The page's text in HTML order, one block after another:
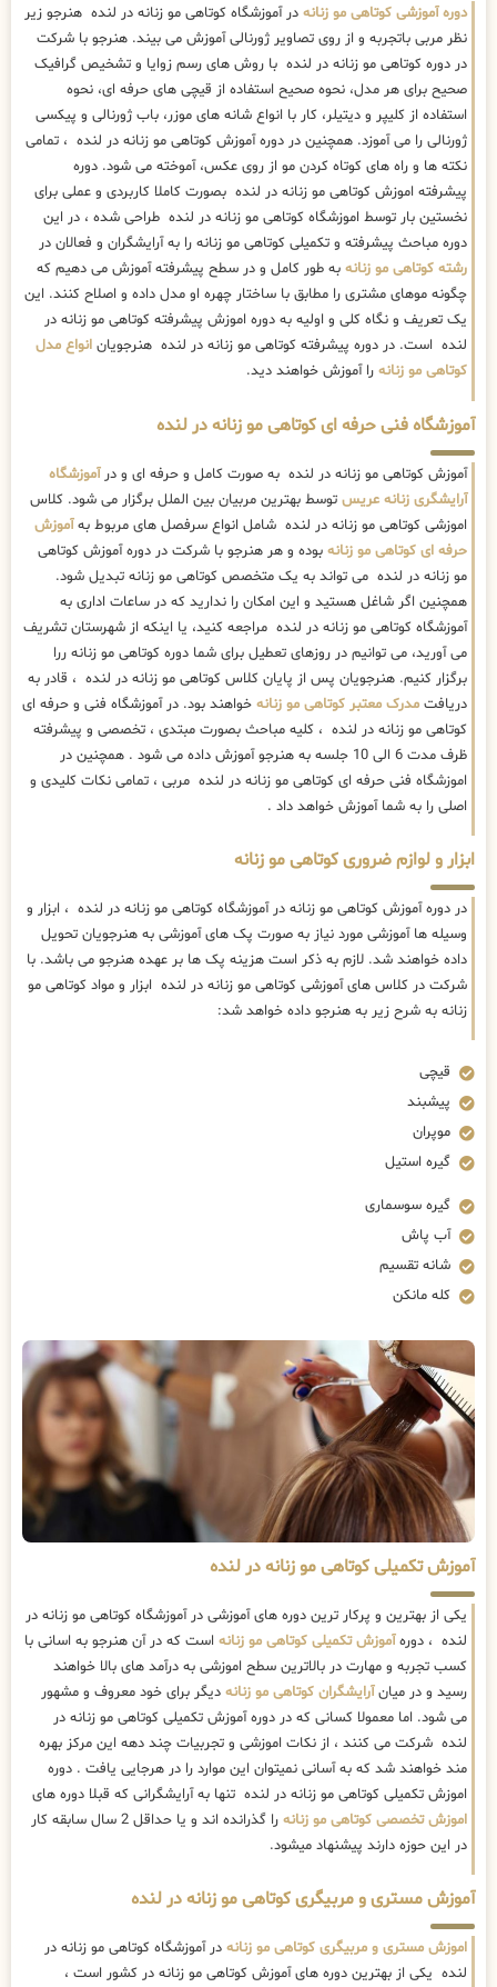
دوره آموزشی کوتاهی مو زنانه در آموزشگاه کوتاهی مو زنانه در لنده هنرجو زیر
نظر مربی باتجربه و از روی تصاویر ژورنالی آموزش می بیند. هنرجو با شرکت
در دوره کوتاهی مو زنانه در لنده با روش های رسم زوایا و تشخیص گرافیک
صحیح برای هر مدل، نحوه صحیح استفاده از قیچی های حرفه ای، نحوه
استفاده از کلیپر و دیتیلر، کار با انواع شانه های موزر، باب ژورنالی و پیکسی
ژورنالی را می آموزد. همچنین در دوره آموزش کوتاهی مو زنانه در لنده ، تمامی
نکته ها و راه های کوتاه کردن مو از روی عکس، آموخته می شود. دوره
پیشرفته اموزش کوتاهی مو زنانه در لنده بصورت کاملا کاربردی و عملی برای
نخستین بار توسط اموزشگاه کوتاهی مو زنانه در لنده طراحی شده ، در این
دوره مباحث پیشرفته و تکمیلی کوتاهی مو زنانه را به آرایشگران و فعالان در
رشته کوتاهی مو زنانه به طور کامل و در سطح پیشرفته آموزش می دهیم که
چگونه موهای مشتری را مطابق با ساختار چهره او مدل داده و اصلاح کنند. این
یک تعریف و نگاه کلی و اولیه به دوره اموزش پیشرفته کوتاهی مو زنانه در
لنده است. در دوره پیشرفته کوتاهی مو زنانه در لنده هنرجویان انواع مدل
کوتاهی مو زنانه را آموزش خواهند دید.
آموزشگاه فنی حرفه ای کوتاهی مو زنانه در لنده
آموزش کوتاهی مو زنانه در لنده به صورت کامل و حرفه ای و درآموزشگاه
آرایشگری زنانه عریس توسط بهترین مربیان بین الملل برگزار می شود. کلاس
اموزشی کوتاهی مو زنانه در لنده شامل انواع سرفصل های مربوط بهآموزش
حرفه ای کوتاهی مو زنانه بوده و هر هنرجو با شرکت در دوره آموزش کوتاهی
مو زنانه در لنده می تواند به یک متخصص کوتاهی مو زنانه تبدیل شود.
همچنین اگر شاغل هستید و این امکان را ندارید که در ساعات اداری به
آموزشگاه کوتاهی مو زنانه در لنده مراجعه کنید، یا اینکه از شهرستان تشریف
می آورید، می توانیم در روزهای تعطیل برای شما دوره کوتاهی مو زنانه ررا
برگزار کنیم. هنرجویان پس از پایان کلاس کوتاهی مو زنانه در لنده ، قادر به
دریافت مدرک معتبر کوتاهی مو زنانه خواهند بود. در آموزشگاه فنی و حرفه ای
کوتاهی مو زنانه در لنده ، کلیه مباحث بصورت مبتدی ، تخصصی و پیشرفته
ظرف مدت 6 الی 10 جلسه به هنرجو آموزش داده می شود . همچنین در
اموزشگاه فنی حرفه ای کوتاهی مو زنانه در لنده مربی ، تمامی نکات کلیدی و
اصلی را به شما آموزش خواهد داد .
ابزار و لوازم ضروری کوتاهی مو زنانه
در دوره آموزش کوتاهی مو زنانه در آموزشگاه کوتاهی مو زنانه در لنده ، ابزار و
وسیله ها آموزشی مورد نیاز به صورت پک های آموزشی به هنرجویان تحویل
داده خواهند شد. لازم به ذکر است هزینه پک ها بر عهده هنرجو می باشد. با
شرکت در کلاس های آموزشی کوتاهی مو زنانه در لنده ابزار و مواد کوتاهی مو
زنانه به شرح زیر به هنرجو داده خواهد شد:
قیچی
پیشبند
موپران
گیره استیل
گیره سوسماری
آب پاش
شانه تقسیم
کله مانکن
آموزش تکمیلی کوتاهی مو زنانه در لنده
یکی از بهترین و پرکار ترین دوره های آموزشی در آموزشگاه کوتاهی مو زنانه در
لنده ، دورهآموزش تکمیلی کوتاهی مو زنانه است که در آن هنرجو به اسانی با
کسب تجربه و مهارت در بالاترین سطح اموزشی به درآمد های بالا خواهند
رسید و در میانآرایشگران کوتاهی مو زنانه دیگر برای خود معروف و مشهور
می شود. اما معمولا کسانی که در دوره آموزش تکمیلی کوتاهی مو زنانه در
لنده شرکت می کنند ، از نکات اموزشی و تجربیات چند دهه این مرکز بهره
مند خواهند شد که به آسانی نمیتوان این موارد را در هرجایی یافت . دوره
اموزش تکمیلی کوتاهی مو زنانه در لنده تنها به آرایشگرانی که قبلا دوره های
اموزش تخصصی کوتاهی مو زنانه
را گذرانده اند و یا حداقل 2 سال سابقه کار
در این حوزه دارند پیشنهاد میشود.
آموزش مستری و مربیگری کوتاهی مو زنانه در لنده
اموزش مستری و مربیگری کوتاهی مو زنانه در آموزشگاه کوتاهی مو زنانه در
لنده یکی از بهترین دوره های آموزش کوتاهی مو زنانه در کشور است ،